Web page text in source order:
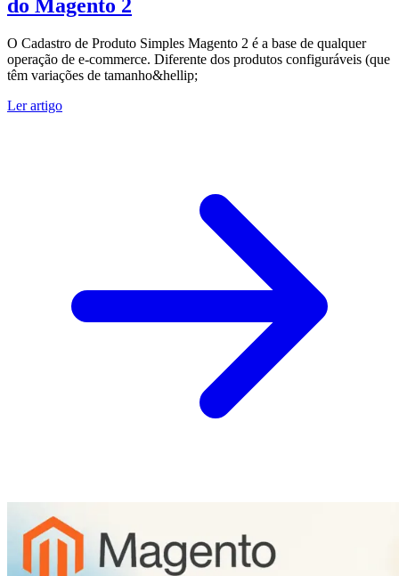
do Magento 2
O Cadastro de Produto Simples Magento 2 é a base de qualquer
operação de e-commerce. Diferente dos produtos configuráveis (que
têm variações de tamanho&hellip;
Ler artigo